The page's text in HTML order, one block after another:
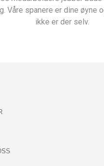
Våre spanere er dine øyne
ikke er der selv.